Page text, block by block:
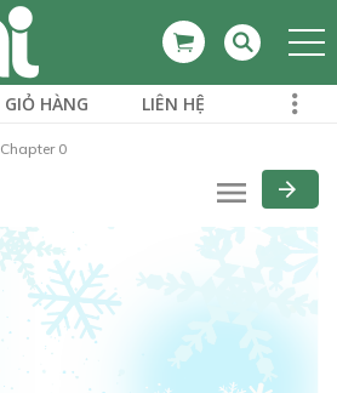
GIỎ HÀNG LIÊN HỆ
Chapter 0